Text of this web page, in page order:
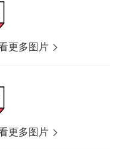
更多图片
更多图片